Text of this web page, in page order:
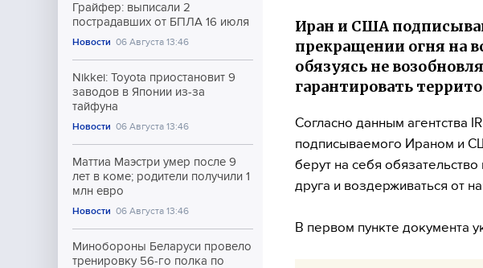
Грайфер: выписали 2
пострадавших от БПЛА 16 июля
Новости 06 Августа 13:46
Nikkei: Toyota приостановит 9
заводов в Японии из-за
тайфуна
Новости 06 Августа 13:46
Маттиа Маэстри умер после 9
лет в коме; родители получили 1
млн евро
Новости 06 Августа 13:46
Минобороны Беларуси провело
тренировку 56-го полка по
Иран и США
прекращении огня на
обязуясь не
гарантировать
Согласно данным агентства
подписываемого Ираном и
берут на себя
друга и воздерживаться от
В первом пункте документа